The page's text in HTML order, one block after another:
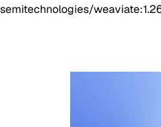
semitechnologies/